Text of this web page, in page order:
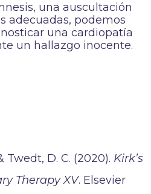
una auscultación
adecuadas, podemos
una cardiopatía
un hallazgo inocente.
Twedt, D. C. (2020). Kirk’s
Therapy XV. Elsevier